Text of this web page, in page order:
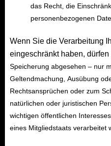
das Recht, die
personenbezogenen
Wenn Sie die Verarbeitung
eingeschränkt haben,
Speicherung abgesehen – nur
Geltendmachung, Ausübung
Rechtsansprüchen oder zum
natürlichen oder juristischen
wichtigen öffentlichen
eines Mitgliedstaats verarbeitet